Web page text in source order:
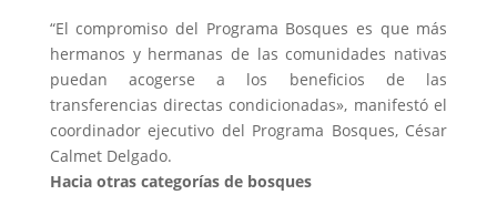
“El compromiso del Programa Bosques es que más
hermanos y hermanas de las comunidades nativas
puedan acogerse a los beneficios de las
transferencias directas condicionadas», manifestó el
coordinador ejecutivo del Programa Bosques, César
Calmet Delgado.
Hacia otras categorías de bosques